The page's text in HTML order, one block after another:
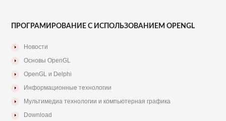
ПРОГРАМИРОВАНИЕ С ИСПОЛЬЗОВАНИЕМ OPENGL
Новости
Основы OpenGL
OpenGL и Delphi
Информационные технологии
Мультимедиа технологии и компьютерная графика
Download